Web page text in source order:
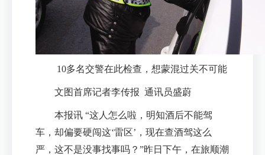
10多名交警在此检查，想蒙混过关不可能
文图首席记者李传报 通讯员盛蔚
本报讯 “这人怎么啦，明知酒后不能驾
车，却偏要硬闯这‘雷区’，现在查酒驾这么
严，这不是没事找事吗？”昨日下午，在旅顺潮